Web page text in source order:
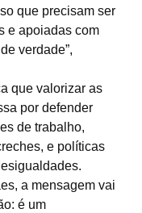
que precisam ser
e apoiadas com
verdade”,
que valorizar as
por defender
de trabalho,
e políticas
a mensagem vai
é um